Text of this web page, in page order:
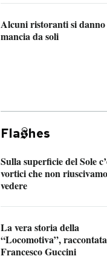
Alcuni ristoranti si
mancia da soli
Fla hes
Sulla superficie del Sole
vortici che non
vedere
La vera storia della
“Locomotiva”,
Francesco Guccini